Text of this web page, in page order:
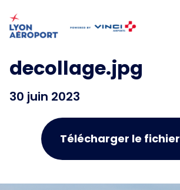
decollage.jpg
30 juin 2023
Télécharger le fichier